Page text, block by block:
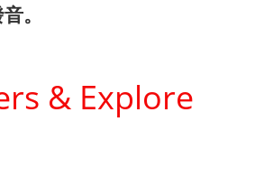
。
& Explore